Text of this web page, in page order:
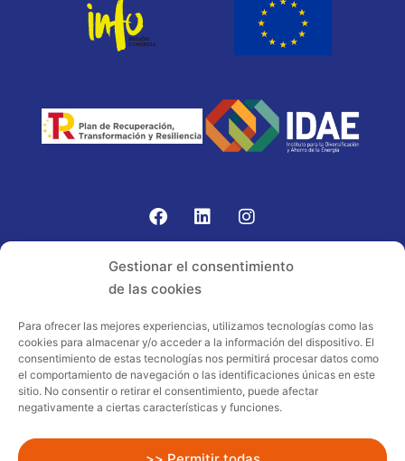
Gestionar el consentimiento
de las cookies
Para ofrecer las mejores experiencias, utilizamos tecnologías como las
cookies para almacenar y/o acceder a la información del dispositivo. El
consentimiento de estas tecnologías nos permitirá procesar datos como
el comportamiento de navegación o las identificaciones únicas en este
sitio. No consentir o retirar el consentimiento, puede afectar
negativamente a ciertas características y funciones.
Proyecto acogido al programa de
incentivos ligados al autoconsumo y
almacenamiento, con fuentes de energía
renovables, así como a la implantación
sector residencial en el marco del Plan